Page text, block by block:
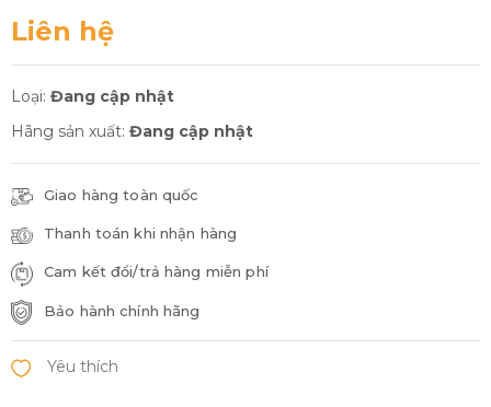
Liên hệ
Loại: Đang cập nhật
Hãng sản xuất: Đang cập nhật
Giao hàng toàn quốc
Thanh toán khi nhận hàng
Cam kết đổi/trả hàng miễn phí
Bảo hành chính hãng